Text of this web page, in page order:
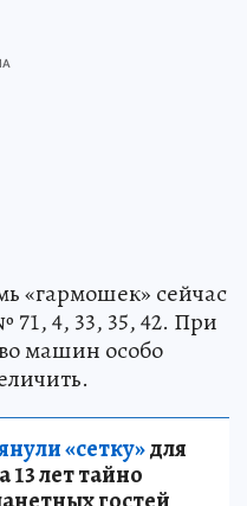
«гармошек» сейчас
4, 33, 35, 42. При
машин особо
«сетку»для
лет тайно